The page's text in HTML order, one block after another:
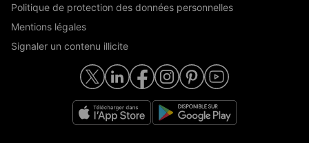
Politique de protection des données personnelles
Mentions légales
Signaler un contenu illicite